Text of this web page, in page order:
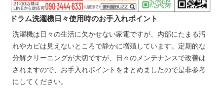
ドラム洗濯機日々使用時のお手入れポイント
洗濯機は日々の生活に欠かせない家電ですが、内部にたまる汚
れやカビは見えないところで静かに増殖しています。定期的な
分解クリーニングが大切ですが、日々のメンテナンスで改善は
されますので、お手入れポイントをまとめましたので是非参考
にしてください。